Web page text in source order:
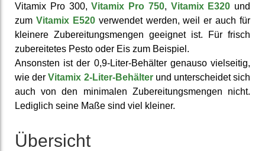
Vitamix Pro 300,Vitamix Pro 750, Vitamix E320 und
zum Vitamix E520verwendet werden, weil er auch für
kleinere Zu­berei­tungs­mengen geeignet ist. Für frisch
zu­berei­tetes Pesto oder Eis zum Beispiel.
Ansonsten ist der 0,9-Liter-Behälter genauso viel­seitig,
wie derVitamix 2-Liter-Behälterund unter­scheidet sich
auch von den minimalen Zu­berei­tungs­mengen nicht.
Lediglich seine Maße sind viel kleiner.
Übersicht